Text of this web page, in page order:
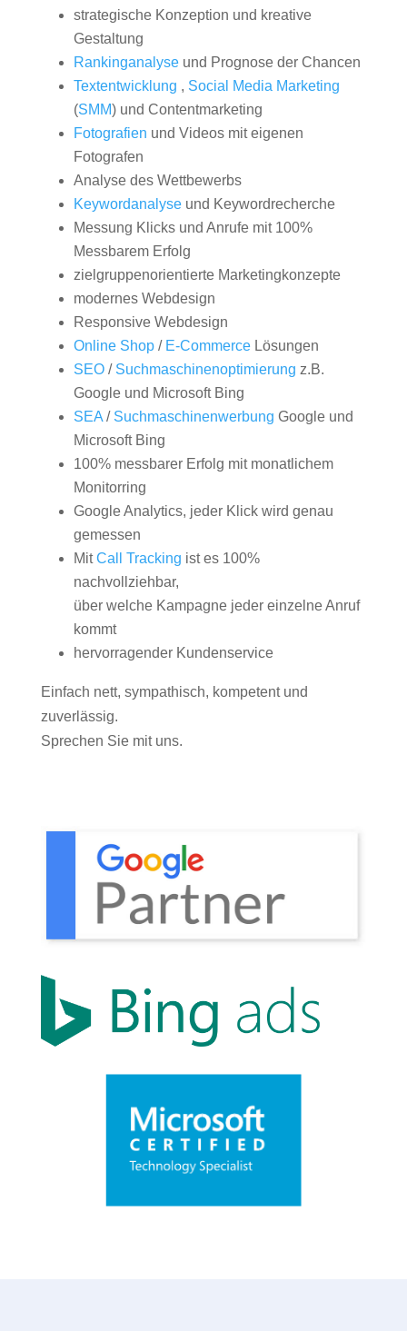
strategische Konzeption und kreative
Gestaltung
Rankinganalyseund Prognose der Chancen
Textentwicklung , Social Media Marketing
(SMM) und Contentmarketing
Fotografien und Videos mit eigenen
Fotografen
Analyse des Wettbewerbs
Keywordanalyseund Keywordrecherche
Messung Klicks und Anrufe mit 100%
Messbarem Erfolg
zielgruppenorientierte Marketingkonzepte
modernes Webdesign
Responsive Webdesign
Online Shop/ E-CommerceLösungen
SEO/ Suchmaschinenoptimierung z.B.
Google und Microsoft Bing
SEA/ Suchmaschinenwerbung Google und
Microsoft Bing
100% messbarer Erfolg mit monatlichem
Monitorring
Google Analytics, jeder Klick wird genau
gemessen
MitCall Tracking ist es 100%
nachvollziehbar,
über welche Kampagne jeder einzelne Anruf
kommt
hervorragender Kundenservice
Einfach nett, sympathisch, kompetent und
zuverlässig.
Sprechen Sie mit uns.